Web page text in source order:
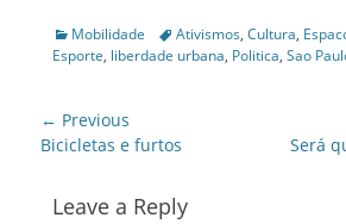
Categories
Mobilidade TagsAtivismos, Cultura,
Esporte, liberdade urbana, Politica, Sao
Post
navigation
← Previous
Previous
Bicicletas e furtos
NextSerá
Leave a Reply